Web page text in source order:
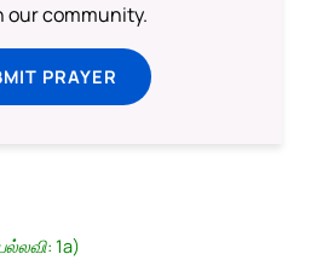
our community.
PRAYER
1a)